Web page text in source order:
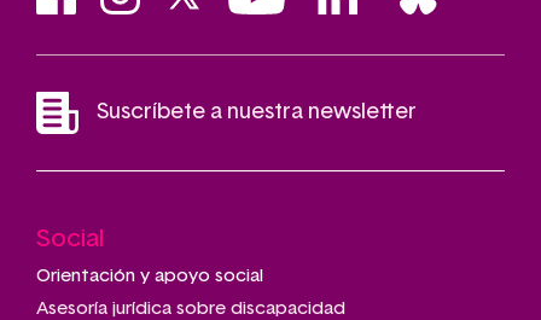
Suscríbete a nuestra newsletter
Main
navigation
Social
Orientación y apoyo social
Asesoría jurídica sobre discapacidad